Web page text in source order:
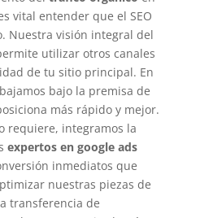
vital entender que el SEO
Nuestra visión integral del
utilizar otros canales
de tu sitio principal. En
bajo la premisa de
más rápido y mejor.
requiere, integramos la
expertos en google ads
inmediatos que
nuestras piezas de
transferencia de